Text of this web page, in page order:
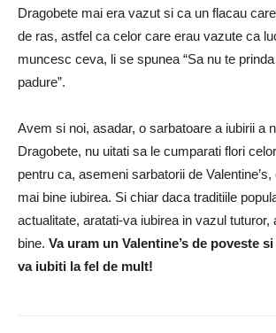
Dragobete mai era vazut si ca un flacau
de ras, astfel ca celor care erau vazute ca
muncesc ceva, li se spunea “Sa nu te
padure”.
Avem si noi, asadar, o sarbatoare a iubirii a
Dragobete, nu uitati sa le cumparati flori
pentru ca, asemeni sarbatorii de
mai bine iubirea. Si chiar daca traditiile
actualitate, aratati-va iubirea in vazul
bine. Va uram un Valentine’s de poveste
va iubiti la fel de mult!